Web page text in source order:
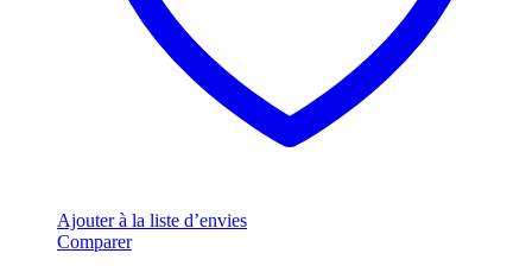
Ajouter à la liste d’envies
Comparer